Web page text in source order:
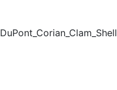
DuPont_Corian_Clam_Shell